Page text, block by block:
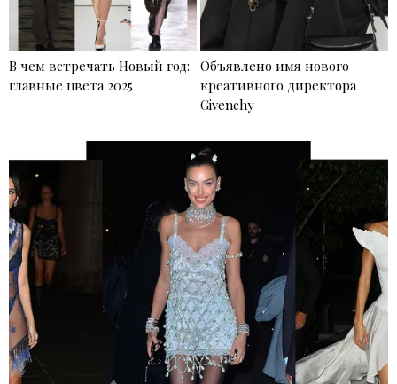
В чем встречать Новый год:
главные цвета 2025
Объявлено имя нового
креативного директора
Givenchy